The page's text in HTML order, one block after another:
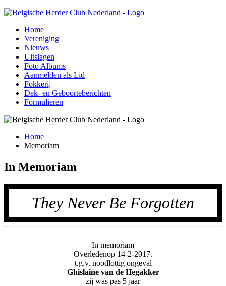
Home
Vereniging
Nieuws
Uitslagen
Foto Albums
Aanmelden als Lid
Fokkerij
Dek- en Geboorteberichten
Formulieren
Home
Memoriam
In Memoriam
They Never Be Forgotten
In memoriam
Overledenop 14-2-2017.
t.g.v. noodlottig ongeval
Ghislaine van de Hegakker
zij was pas 5 jaar